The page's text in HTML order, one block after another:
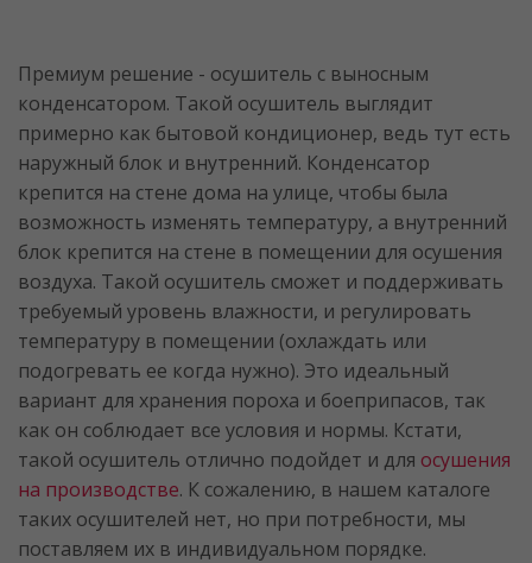
Премиум решение - осушитель с выносным
конденсатором. Такой осушитель выглядит
примерно как бытовой кондиционер, ведь тут есть
наружный блок и внутренний. Конденсатор
крепится на стене дома на улице, чтобы была
возможность изменять температуру, а внутренний
блок крепится на стене в помещении для осушения
воздуха. Такой осушитель сможет и поддерживать
требуемый уровень влажности, и регулировать
температуру в помещении (охлаждать или
подогревать ее когда нужно). Это идеальный
вариант для хранения пороха и боеприпасов, так
как он соблюдает все условия и нормы. Кстати,
такой осушитель отлично подойдет и для осушения
на производстве. К сожалению, в нашем каталоге
таких осушителей нет, но при потребности, мы
поставляем их в индивидуальном порядке.